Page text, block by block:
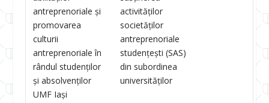
antreprenoriale și
promovarea
culturii
antreprenoriale în
rândul studenților
și absolvenților
UMF Iași
activităților
societăților
antreprenoriale
studențești (SAS)
din subordinea
universităților